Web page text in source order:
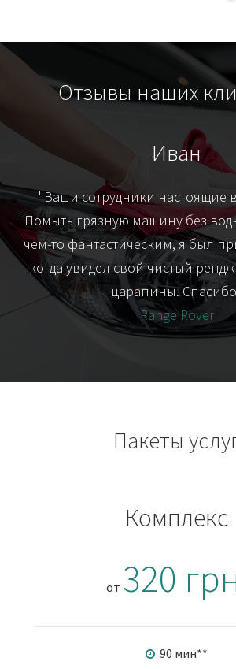
Отзывы наших
Иван
"Ваши сотрудники настоящие
Помыть грязную машину без
чём-то фантастическим, я был
когда увидел свой чистый
царапины.
Range Rover
Пакеты
Комплекс
от 320
90 мин**